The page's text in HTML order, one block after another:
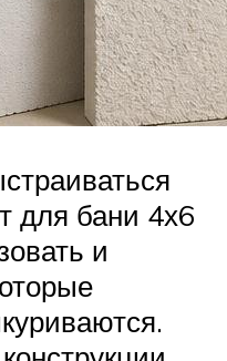
для бани 4х6
и